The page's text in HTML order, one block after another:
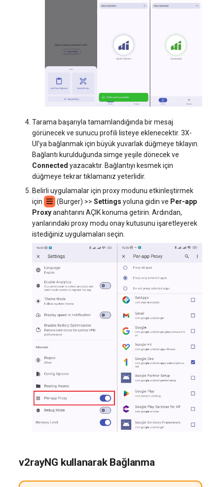
Tarama başarıyla tamamlandığında bir mesaj
görünecek ve sunucu profili listeye eklenecektir. 3X-
UI'ya bağlanmak için büyük yuvarlak düğmeye tıklayın.
Bağlantı kurulduğunda simge yeşile dönecek ve
Connected yazacaktır. Bağlantıyı kesmek için
düğmeye tekrar tıklamanız yeterlidir.
Belirli uygulamalar için proxy modunu etkinleştirmek
için
(Burger) >>Settings yoluna gidin ve Per-app
Proxyanahtarını AÇIK konuma getirin. Ardından,
yanlarındaki proxy modu onay kutusunu işaretleyerek
istediğiniz uygulamaları seçin.
v2rayNG kullanarak Bağlanma